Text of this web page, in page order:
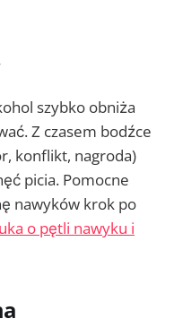
szybko obniża
Z czasem bodźce
konflikt, nagroda)
picia. Pomocne
nawyków krok po
o pętli nawyku i